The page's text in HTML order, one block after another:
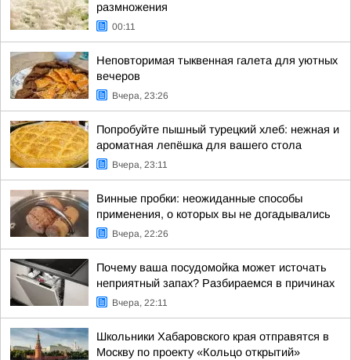
размножения
00:11
Неповторимая тыквенная галета для уютных
вечеров
Вчера, 23:26
Попробуйте пышный турецкий хлеб: нежная и
ароматная лепёшка для вашего стола
Вчера, 23:11
Винные пробки: неожиданные способы
применения, о которых вы не догадывались
Вчера, 22:26
Почему ваша посудомойка может источать
неприятный запах? Разбираемся в причинах
Вчера, 22:11
Школьники Хабаровского края отправятся в
Москву по проекту «Кольцо открытий»